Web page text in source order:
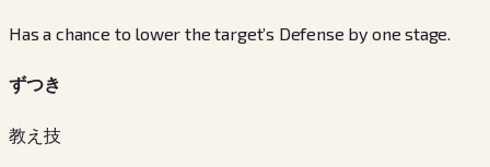
Has a chance to lower the target’s Defense by one stage.
ずつき
教え技